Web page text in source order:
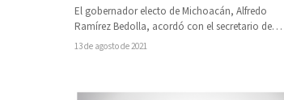
El gobernador electo de Michoacán, Alfredo
Ramírez Bedolla, acordó con el secretario de
Relaciones Exteriores, Marcelo Ebrard Casaubón,
13 de agosto de 2021